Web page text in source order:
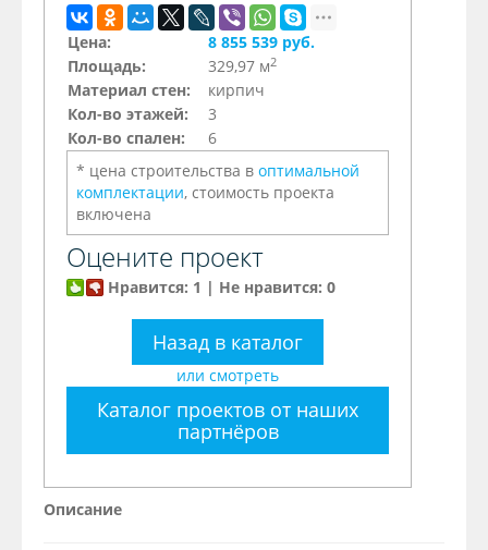
Цена:
8 855 539 руб.
Площадь:
329,97 м2
Материал стен:
кирпич
Кол-во этажей:
3
Кол-во спален:
6
* цена строительства в оптимальной
комплектации, стоимость проекта
включена
Оцените проект
Нравится: 1 | Не нравится: 0
Назад в каталог
или смотреть
Каталог проектов от наших
партнёров
Описание